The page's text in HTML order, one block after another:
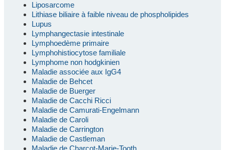
Liposarcome
Lithiase biliaire à faible niveau de phospholipides
Lupus
Lymphangectasie intestinale
Lymphoedème primaire
Lymphohistiocytose familiale
Lymphome non hodgkinien
Maladie associée aux IgG4
Maladie de Behcet
Maladie de Buerger
Maladie de Cacchi Ricci
Maladie de Camurati-Engelmann
Maladie de Caroli
Maladie de Carrington
Maladie de Castleman
Maladie de Charcot-Marie-Tooth